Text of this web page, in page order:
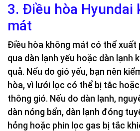
3. Điều hòa Hyundai
mát
Điều hòa không mát có thể xuất
qua dàn lạnh yếu hoặc dàn lạnh
quả. Nếu do gió yếu, bạn nên
hòa, vì lưới lọc có thể bị tắc
thông gió. Nếu do dàn lạnh,
dàn nóng bẩn, dàn lạnh đóng
hỏng hoặc phin lọc gas bị tắc